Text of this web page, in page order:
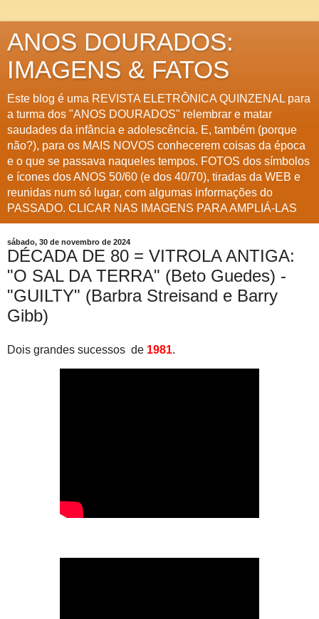
ANOS DOURADOS:
IMAGENS & FATOS
Este blog é uma REVISTA ELETRÔNICA QUINZENAL para
a turma dos "ANOS DOURADOS" relembrar e matar
saudades da infância e adolescência. E, também (porque
não?), para os MAIS NOVOS conhecerem coisas da época
e o que se passava naqueles tempos. FOTOS dos símbolos
e ícones dos ANOS 50/60 (e dos 40/70), tiradas da WEB e
reunidas num só lugar, com algumas informações do
PASSADO. CLICAR NAS IMAGENS PARA AMPLIÁ-LAS
sábado, 30 de novembro de 2024
DÉCADA DE 80 = VITROLA ANTIGA:
"O SAL DA TERRA" (Beto Guedes) -
"GUILTY" (Barbra Streisand e Barry
Gibb)
Dois grandes sucessos de 1981.